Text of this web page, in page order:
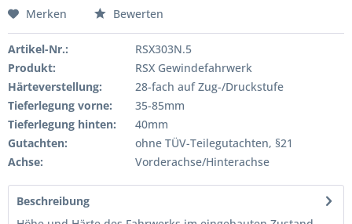
Merken Bewerten
Artikel-Nr.:
RSX303N.5
Produkt:
RSX Gewindefahrwerk
Härteverstellung:
28-fach auf Zug-/Druckstufe
Tieferlegung vorne:
35-85mm
Tieferlegung hinten:
40mm
Gutachten:
ohne TÜV-Teilegutachten, §21
Achse:
Vorderachse/Hinterachse
Beschreibung